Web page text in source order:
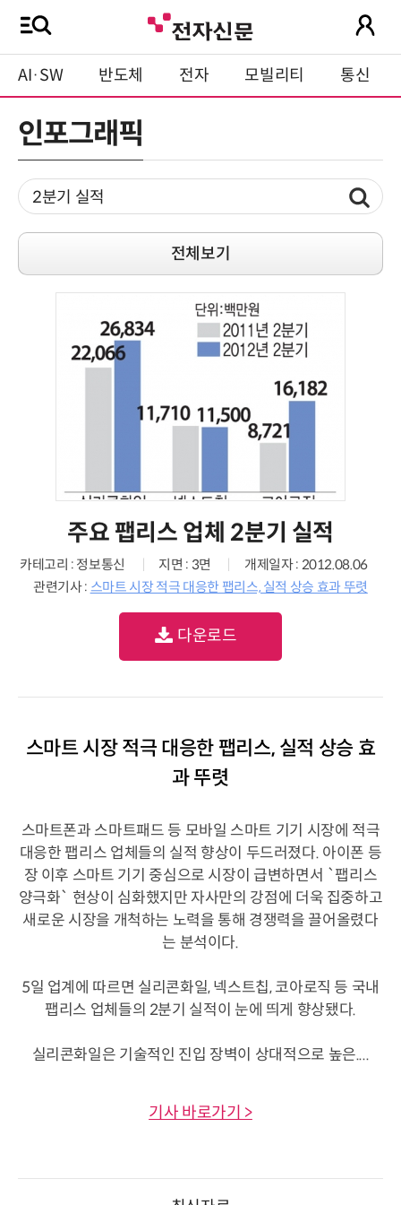
AI·SW 반도체 전자 모빌리티 통신
인포그래픽
전체보기
주요 팹리스 업체 2분기 실적
카테고리 : 정보통신 지면 : 3면
개제일자 : 2012.08.06
관련기사 : 스마트 시장 적극 대응한 팹리스, 실적 상승 효과 뚜렷
다운로드
스마트 시장 적극 대응한 팹리스, 실적 상승 효
과 뚜렷
스마트폰과 스마트패드 등 모바일 스마트 기기 시장에 적극
대응한 팹리스 업체들의 실적 향상이 두드러졌다. 아이폰 등
장 이후 스마트 기기 중심으로 시장이 급변하면서 `팹리스
양극화` 현상이 심화했지만 자사만의 강점에 더욱 집중하고
새로운 시장을 개척하는 노력을 통해 경쟁력을 끌어올렸다
는 분석이다.
5일 업계에 따르면 실리콘화일, 넥스트칩, 코아로직 등 국내
팹리스 업체들의 2분기 실적이 눈에 띄게 향상됐다.
실리콘화일은 기술적인 진입 장벽이 상대적으로 높은....
기사 바로가기 >